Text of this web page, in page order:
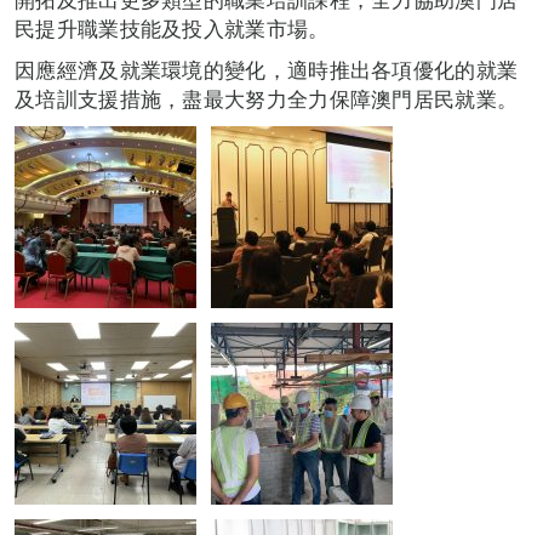
民提升職業技能及投入就業市場。
因應經濟及就業環境的變化，適時推出各項優化的就業
及培訓支援措施，盡最大努力全力保障澳門居民就業。